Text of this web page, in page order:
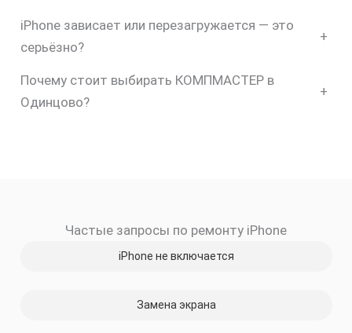
iPhone зависает или перезагружается — это
серьёзно?
+
Почему стоит выбирать КОМПМАСТЕР в
Одинцово?
+
Частые запросы по ремонту iPhone
iPhone не включается
Замена экрана
скидку